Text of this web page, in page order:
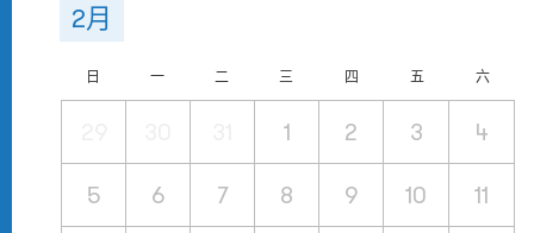
2月
日 一 二 三 四 五 六
1 2 3 4
5 6 7 8 9 10 11